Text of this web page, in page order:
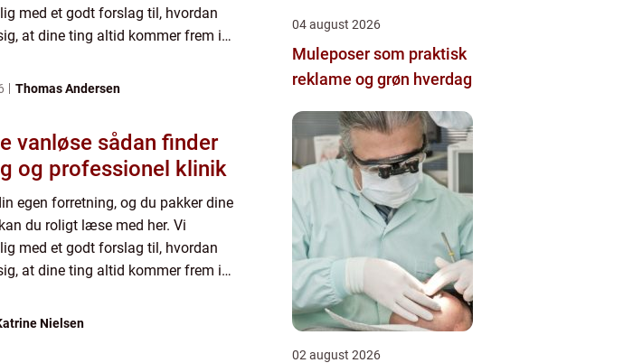
med et godt forslag til, hvordan
at dine ting altid kommer frem i
Thomas Andersen
sådan finder
og professionel klinik
egen forretning, og du pakker dine
du roligt læse med her. Vi
med et godt forslag til, hvordan
at dine ting altid kommer frem i
Nielsen
04 august 2026
Muleposer som praktisk
reklame og grøn hverdag
02 august 2026